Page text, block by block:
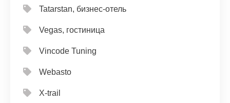
Tatarstan, бизнес-отель
Vegas, гостиница
Vincode Tuning
Webasto
X-trail